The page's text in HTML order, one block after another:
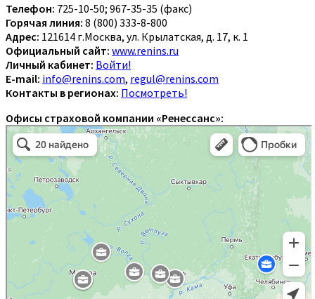
Телефон: 725-10-50; 967-35-35 (факс)
Горячая линия: 8 (800) 333-8-800
Адрес: 121614 г.Москва, ул. Крылатская, д. 17, к. 1
Официальный сайт: www.renins.ru
Личный кабинет: Войти!
E-mail: info@renins.com, regul@renins.com
Контакты в регионах: Посмотреть!
Офисы страховой компании «Ренессанс»: